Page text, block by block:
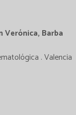
Verónica, Barba
. Valencia